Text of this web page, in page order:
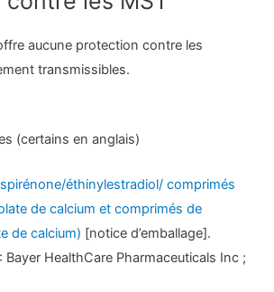
aucune protection contre les
transmissibles.
(certains en anglais)
éthinylestradiol/ comprimés
de calcium et comprimés de
de calcium) [notice d’emballage].
Bayer HealthCare Pharmaceuticals Inc ;